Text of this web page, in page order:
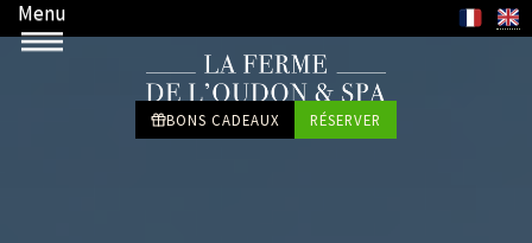
Menu
BONS CADEAUX RÉSERVER